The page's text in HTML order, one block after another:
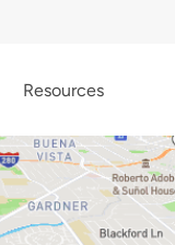
Resources